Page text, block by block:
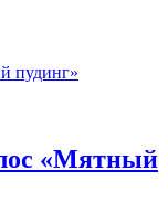
«Мятный